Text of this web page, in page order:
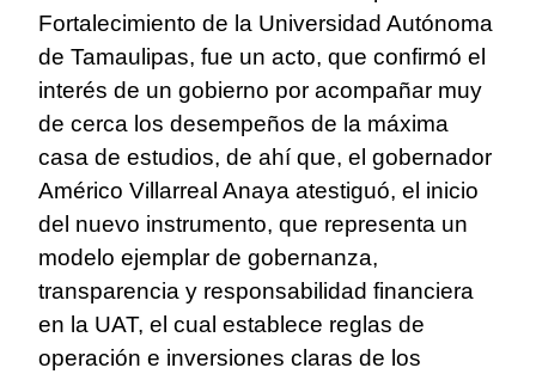
Fortalecimiento de la Universidad Autónoma
de Tamaulipas, fue un acto, que confirmó el
interés de un gobierno por acompañar muy
de cerca los desempeños de la máxima
casa de estudios, de ahí que, el gobernador
Américo Villarreal Anaya atestiguó, el inicio
del nuevo instrumento, que representa un
modelo ejemplar de gobernanza,
transparencia y responsabilidad financiera
en la UAT, el cual establece reglas de
operación e inversiones claras de los